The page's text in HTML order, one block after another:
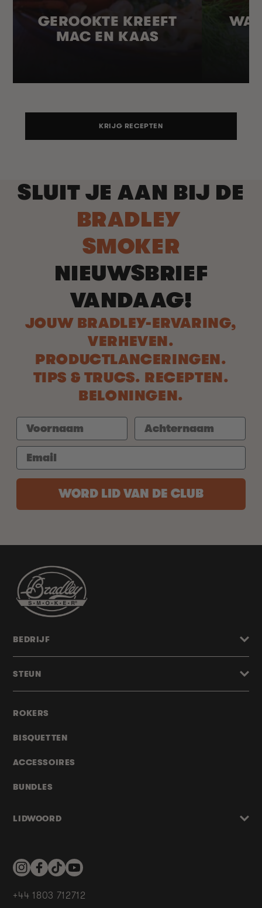
GEROOKTE KREEFT
MAC EN KAAS
KRIJG RECEPTEN
SLUIT JE AAN BIJ DE
BRADLEY
SMOKER
NIEUWSBRIEF
VANDAAG!
JOUW BRADLEY-ERVARING,
VERHEVEN.
PRODUCTLANCERINGEN.
TIPS & TRUCS. RECEPTEN.
BELONINGEN.
WORD LID VAN DE CLUB
ROKERS
BISQUETTEN
ACCESSOIRES
BUNDLES
LIDWOORD
BEDRIJF
STEUN
InstagramFacebookTikTokYouTube
+44 1803 712712